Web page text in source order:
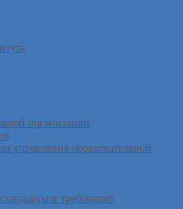
организации
управления образовательной
и требования